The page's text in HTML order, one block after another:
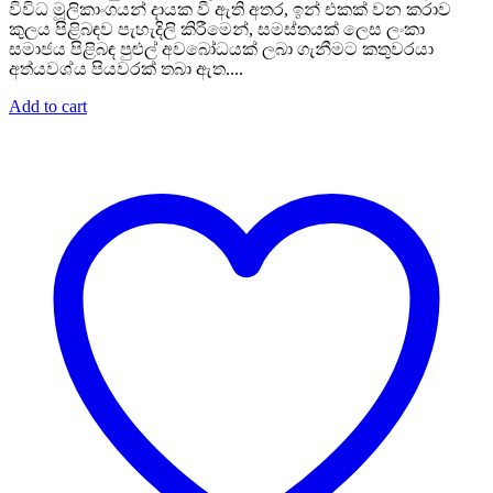
විවිධ මූලිකාංගයන් දායක වී ඇති අතර, ඉන් එකක් වන කරාව
කුලය පිළිබඳව පැහැදිලි කිරීමෙන්, සමස්තයක් ලෙස ලංකා
සමාජය පිළිබඳ පුළුල් අවබෝධයක් ලබා ගැනීමට කතුවරයා
අත්යවශ්ය පියවරක් තබා ඇත....
Add to cart